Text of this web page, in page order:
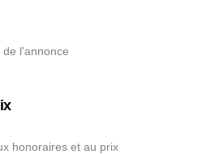
l'annonce
honoraires et au prix